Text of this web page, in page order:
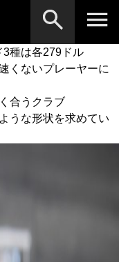
3種は各279ドル
くないプレーヤーに
合うクラブ
うな形状を求めてい
入
検索